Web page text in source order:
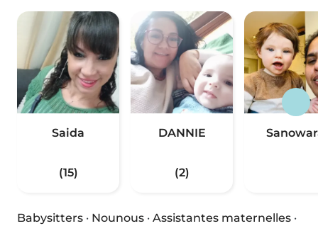
Saida
(15)
DANNIE
(2)
Babysitters · Nounous · Assistantes maternelles ·